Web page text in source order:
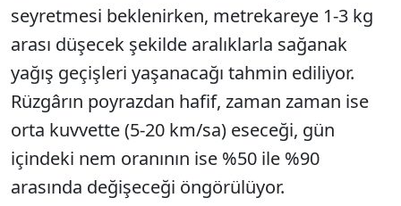
seyretmesi beklenirken, metrekareye 1-3 kg
arası düşecek şekilde aralıklarla sağanak
yağış geçişleri yaşanacağı tahmin ediliyor.
Rüzgârın poyrazdan hafif, zaman zaman ise
orta kuvvette (5-20 km/sa) eseceği, gün
içindeki nem oranının ise %50 ile %90
arasında değişeceği öngörülüyor.